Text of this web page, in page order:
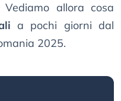
allora cosa
a pochi giorni dal
2025.